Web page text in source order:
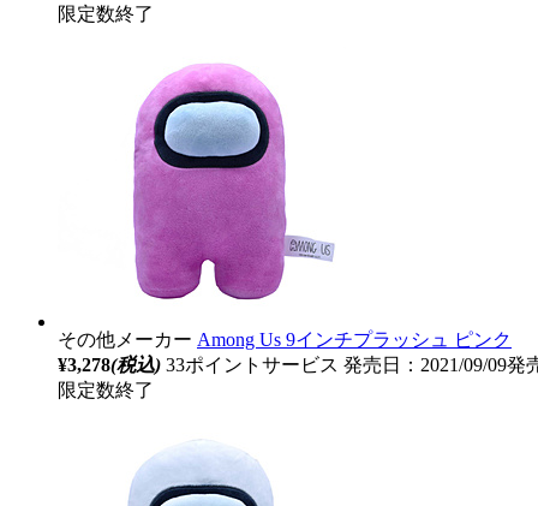
限定数終了
その他メーカー Among Us 9インチプラッシュ ピンク
¥3,278(税込) 33ポイントサービス 発売日：2021/09/09発
限定数終了